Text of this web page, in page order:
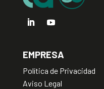
EMPRESA
Política de Privacidad
Aviso Legal